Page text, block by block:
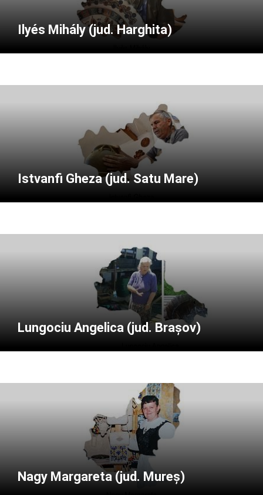
Ilyés Mihály (jud. Harghita)
Istvanfi Gheza (jud. Satu Mare)
Lungociu Angelica (jud. Brașov)
Nagy Margareta (jud. Mureș)